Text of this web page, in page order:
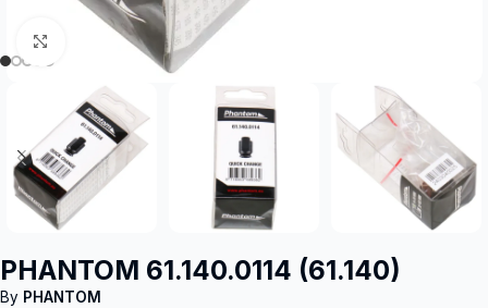
Click to enlarge
PHANTOM 61.140.0114 (61.140)
By PHANTOM